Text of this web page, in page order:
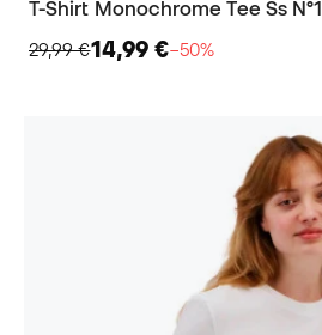
T-Shirt Monochrome Tee Ss N°1
29,99 €14,99 €−50%